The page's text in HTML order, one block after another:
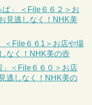
」 ＜File６６２＞お
見逃しなく！NHK美
＜File６６1＞お店や場
なく！NHK美の壺
」＜File６６０＞お店
逃しなく！NHK美の